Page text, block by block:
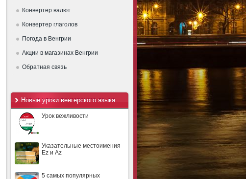
Конвертер валют
Конвертер глаголов
Погода в Венгрии
Акции в магазинах Венгрии
Обратная связь
Новые уроки венгерского языка
Урок вежливости
Указательные местоимения
Ez и Az
5 самых популярных